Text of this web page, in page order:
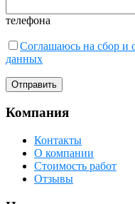
телефона
Соглашаюсь на сбор и
данных
Компания
Контакты
О компании
Стоимость работ
Отзывы